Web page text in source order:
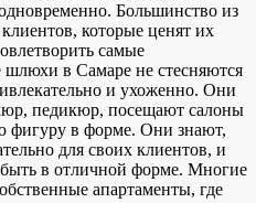
Большинство из
которые ценят их
самые
в Самаре не стесняются
и ухоженно. Они
педикюр, посещают салоны
фигуру в форме. Они знают,
для своих клиентов, и
в отличной форме. Многие
апартаменты, где